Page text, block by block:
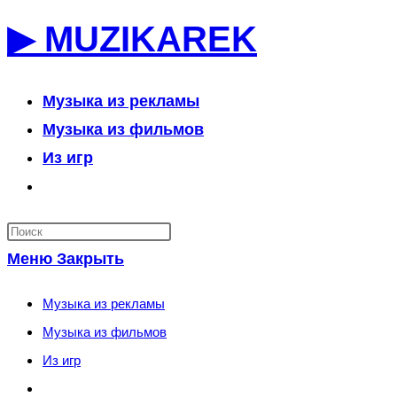
к▶ MUZIKAREK
Музыка из рекламы
Музыка из фильмов
Из игр
по
веб-
сайту
Меню Закрыть
Музыка из рекламы
Музыка из фильмов
Из игр